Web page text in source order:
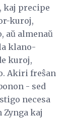
kaj precipe
kuroj,
aŭ almenaŭ
klano-
kuroj,
Akiri freŝan
- sed
necesa
kaj